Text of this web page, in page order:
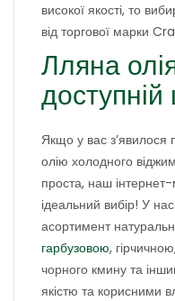
високої якості, то
від торгової марки
Лляна
доступній
Якщо у вас з’явилося
олію холодного
проста, наш
ідеальний вибір! У
асортимент
гарбузовою,
чорного кмину та
якістю та корисними